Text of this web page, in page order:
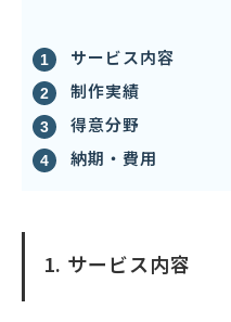
サービス内容
制作実績
得意分野
納期・費用
1. サービス内容